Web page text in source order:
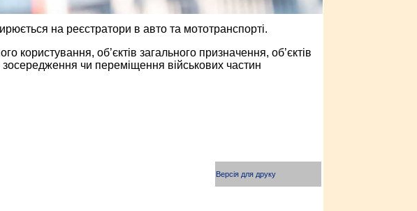
на реєстратори в авто та мототранспорті.
користування, об’єктів загального призначення, об’єктів
чи переміщення військових частин
Версія для друку